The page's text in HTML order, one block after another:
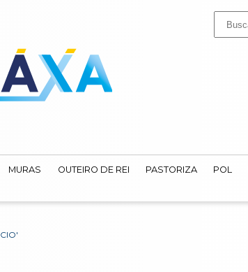
MURAS OUTEIRO DE REI PASTORIZA POL